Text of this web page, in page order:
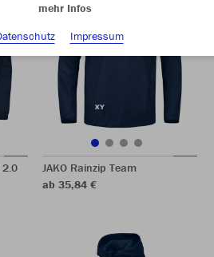
2.0
JAKO Rainzip Team
ab 35,84 €
mehr Infos
Impressum